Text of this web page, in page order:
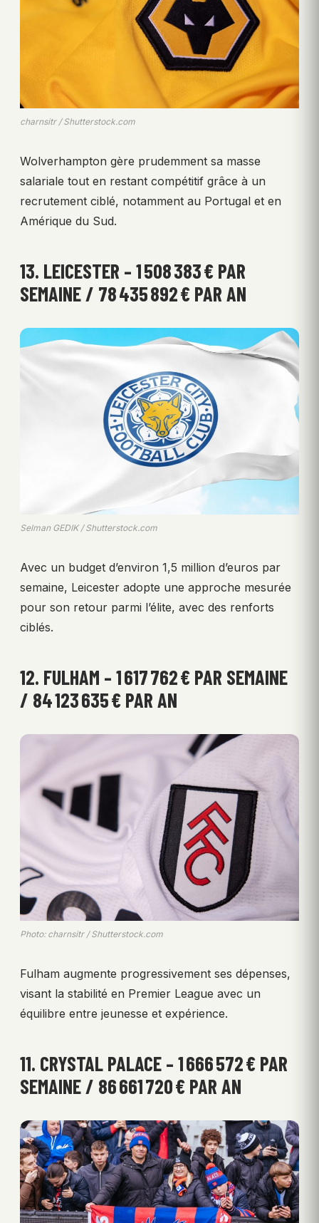
charnsitr / Shutterstock.com
Wolverhampton gère prudemment sa masse
salariale tout en restant compétitif grâce à un
recrutement ciblé, notamment au Portugal et en
Amérique du Sud.
13. LEICESTER – 1 508 383 € PAR
SEMAINE / 78 435 892 € PAR AN
Selman GEDIK / Shutterstock.com
Avec un budget d’environ 1,5 million d’euros par
semaine, Leicester adopte une approche mesurée
pour son retour parmi l’élite, avec des renforts
ciblés.
12. FULHAM – 1 617 762 € PAR SEMAINE
/ 84 123 635 € PAR AN
Photo: charnsitr / Shutterstock.com
Fulham augmente progressivement ses dépenses,
visant la stabilité en Premier League avec un
équilibre entre jeunesse et expérience.
11. CRYSTAL PALACE – 1 666 572 € PAR
SEMAINE / 86 661 720 € PAR AN